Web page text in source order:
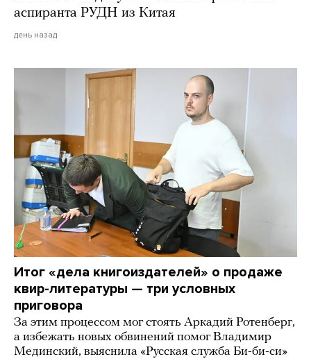
аспиранта РУДН из Китая
день назад
Итог «дела книгоиздателей» о продаже
квир-литературы — три условных
приговора
За этим процессом мог стоять Аркадий Ротенберг,
а избежать новых обвинений помог Владимир
Мединский, выяснила «Русская служба Би-би-си»